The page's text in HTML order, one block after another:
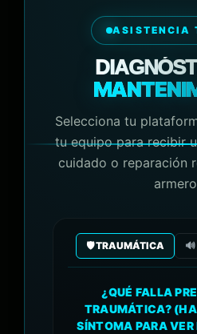
ASISTENCIA
Selecciona tu
tu equipo para recibir
cuidado o reparación
🛡️ TRAUMÁTICA 🔊
¿QUÉ FALLA
TRAUMÁTICA?
SÍNTOMA PARA